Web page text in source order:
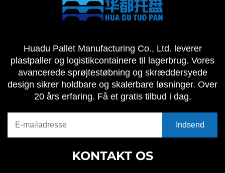
Huadu Pallet Manufacturing Co., Ltd. leverer
plastpaller og logistikcontainere til lagerbrug. Vores
avancerede sprøjtestøbning og skræddersyede
design sikrer holdbare og skalerbare løsninger. Over
20 års erfaring. Få et gratis tilbud i dag.
KONTAKT OS